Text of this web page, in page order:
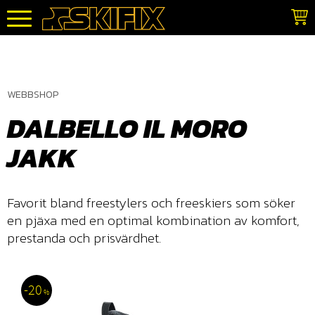
Meny
WEBBSHOP
DALBELLO IL MORO
JAKK
Favorit bland freestylers och freeskiers som söker
en pjäxa med en optimal kombination av komfort,
prestanda och prisvärdhet.
20 %